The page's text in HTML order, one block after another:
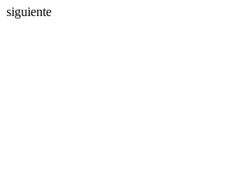
siguiente